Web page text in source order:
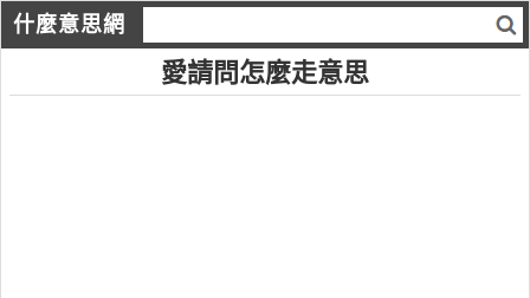
什麼意思網
愛請問怎麼走意思